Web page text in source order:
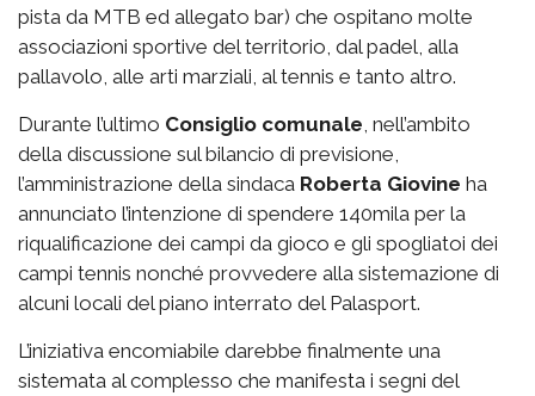
pista da MTB ed allegato bar) che ospitano molte
associazioni sportive del territorio, dal padel, alla
pallavolo, alle arti marziali, al tennis e tanto altro.
Durante l’ultimo Consiglio comunale , nell’ambito
della discussione sul bilancio di previsione,
l’amministrazione della sindaca Roberta Giovine ha
annunciato l’intenzione di spendere 140mila per la
riqualificazione dei campi da gioco e gli spogliatoi dei
campi tennis nonché provvedere alla sistemazione di
alcuni locali del piano interrato del Palasport.
L’iniziativa encomiabile darebbe finalmente una
sistemata al complesso che manifesta i segni del